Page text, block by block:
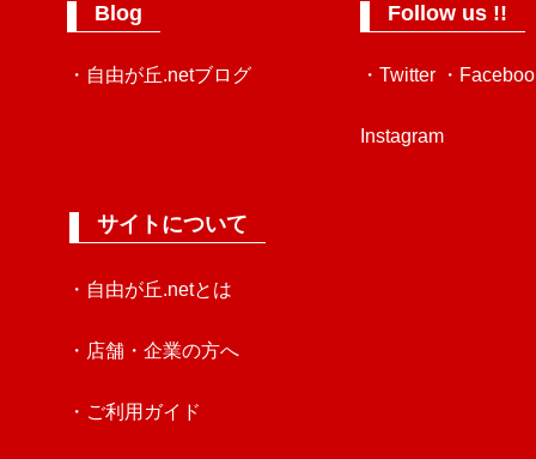
Blog
・自由が丘.netブログ
Follow us !!
・Twitter ・
Instagram
サイトについて
・自由が丘.netとは
・店舗・企業の方へ
・ご利用ガイド